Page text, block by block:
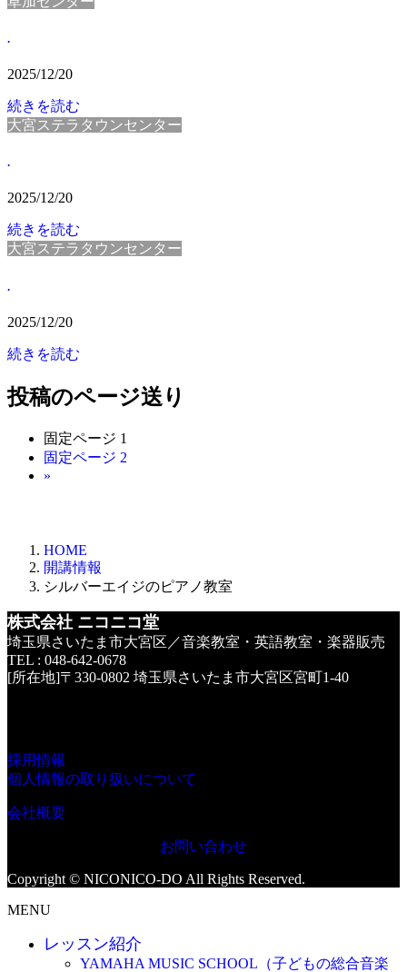
.
2025/12/20
続きを読む
大宮ステラタウンセンター
.
2025/12/20
続きを読む
大宮ステラタウンセンター
.
2025/12/20
続きを読む
投稿のページ送り
固定ページ 1
固定ページ 2
»
HOME
開講情報
シルバーエイジのピアノ教室
株式会社 ニコニコ堂
埼玉県さいたま市大宮区／音楽教室・英語教室・楽器販売
TEL : 048-642-0678
[所在地]〒330-0802 埼玉県さいたま市大宮区宮町1-40
採用情報
個人情報の取り扱いについて
会社概要
お問い合わせ
Copyright © NICONICO-DO All Rights Reserved.
MENU
レッスン紹介
YAMAHA MUSIC SCHOOL（子どもの総合音楽